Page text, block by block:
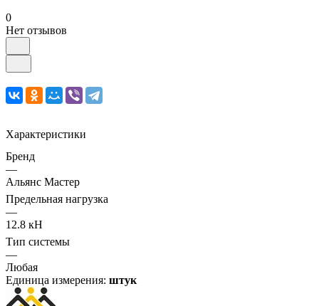
0
Нет отзывов
Характеристики
Бренд
—
Альянс Мастер
Предельная нагрузка
—
12.8 кН
Тип системы
—
Любая
Единица измерения: штук